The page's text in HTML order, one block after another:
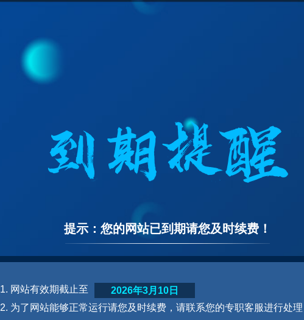
提示：您的网站已到期请您及时续费！
1. 网站有效期截止至
2. 为了网站能够正常运行请您及时续费，请联系您的专职客服进行处
2026年3月10日